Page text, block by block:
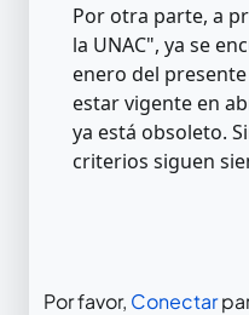
Por otra parte, a
la UNAC", ya se
enero del
estar vigente en
ya está obsoleto.
criterios siguen
Por favor, Conectar